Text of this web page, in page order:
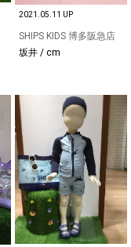
2021.05.11 UP
SHIPS KIDS 博多阪急店
坂井 / cm